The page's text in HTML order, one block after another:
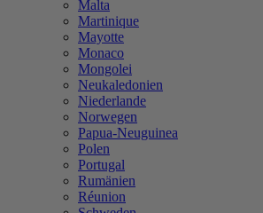
Malta
Martinique
Mayotte
Monaco
Mongolei
Neukaledonien
Niederlande
Norwegen
Papua-Neuguinea
Polen
Portugal
Rumänien
Réunion